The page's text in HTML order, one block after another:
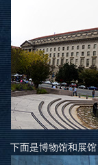
下面是博物馆和展馆